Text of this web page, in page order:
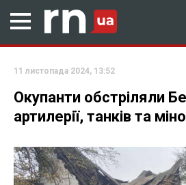
11 листопада 2024, 13:52
Окупанти обстріляли
артилерії, танків та